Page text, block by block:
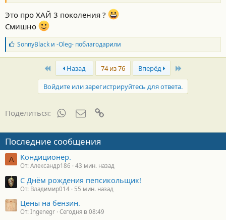
Это про ХАЙ 3 поколения ?
Смишно
Б
л
а
о
т
и
:
SonnyBlackи -Oleg-поблагодарили
First Назад 74 из 76 Вперёд
Войдите или зарегистрируйтесь для ответа.
Поделиться: WhatsAppЭлектронная почта
Последние сообщения
А Кондиционер.
От: Александр186 43 мин. назад
С Днём рождения пепсикольщик!
От: Владимир014 55 мин. назад
Цены на бензин.
От: Ingenegr Сегодня в 08:49